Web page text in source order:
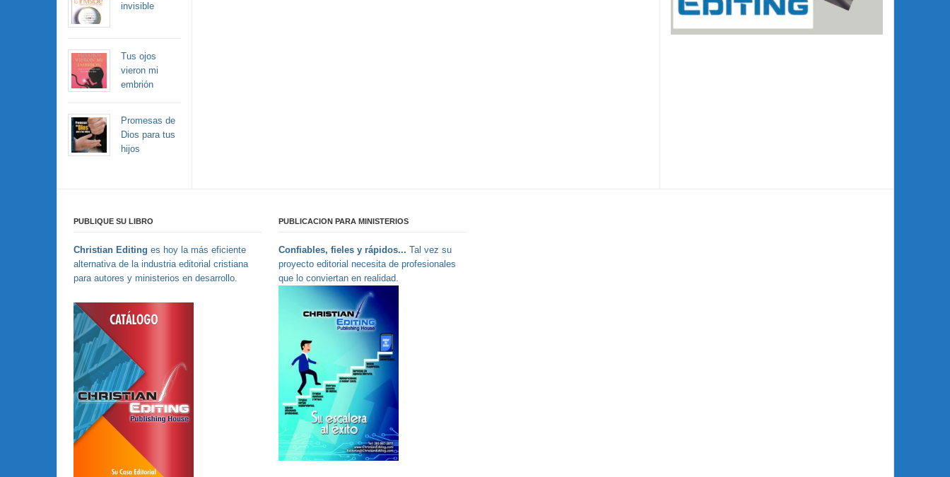
invisible
Tus ojos
vieron mi
embrión
Promesas de
Dios para tus
hijos
PUBLIQUE SU LIBRO
Christian Editing es hoy la más eficiente
alternativa de la industria editorial cristiana
para autores y ministerios en desarrollo.
PUBLICACION PARA MINISTERIOS
Confiables, fieles y rápidos... Tal vez su
proyecto editorial necesita de profesionales
que lo conviertan en realidad.